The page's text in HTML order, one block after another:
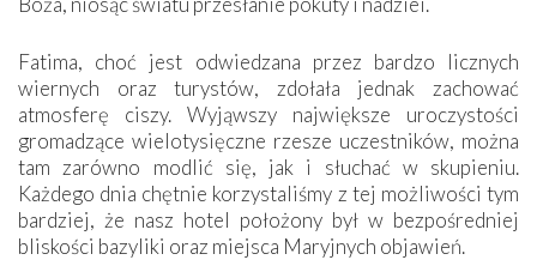
Fatima, choć jest odwiedzana przez bardzo licznych
wiernych oraz turystów, zdołała jednak zachować
atmosferę ciszy. Wyjąwszy największe uroczystości
gromadzące wielotysięczne rzesze uczestników, można
tam zarówno modlić się, jak i słuchać w skupieniu.
Każdego dnia chętnie korzystaliśmy z tej możliwości tym
bardziej, że nasz hotel położony był w bezpośredniej
bliskości bazyliki oraz miejsca Maryjnych objawień.